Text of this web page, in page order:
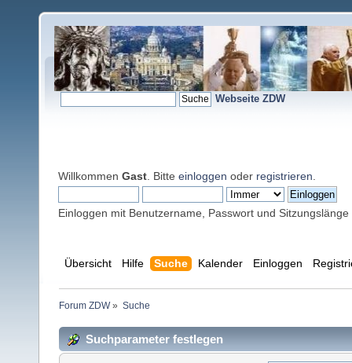
Webseite ZDW
Willkommen Gast . Bitte einloggen oder registrieren
Einloggen mit Benutzername, Passwort und Sitzungslänge
Übersicht Hilfe Suche Kalender Einloggen
Forum ZDW» Suche
Suchparameter festlegen